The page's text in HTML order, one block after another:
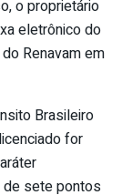
o proprietário
eletrônico do
Renavam em
Brasileiro
for
de sete pontos